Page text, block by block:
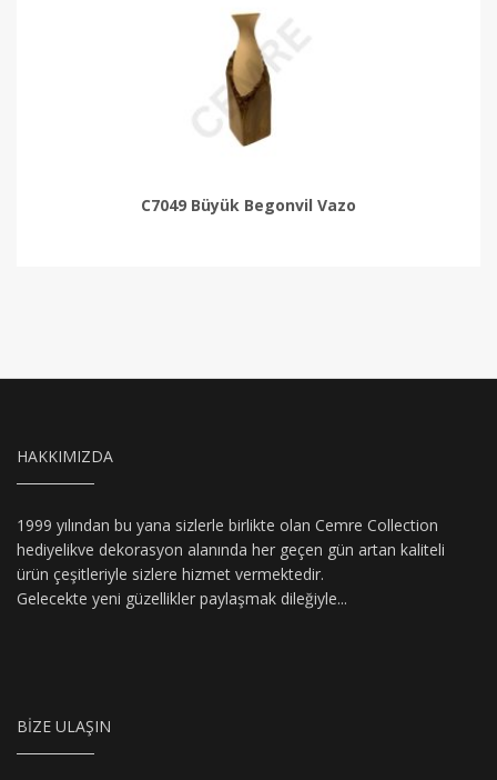
C7049 Büyük Begonvil Vazo
HAKKIMIZDA
1999 yılından bu yana sizlerle birlikte olan Cemre Collection
hediyelikve dekorasyon alanında her geçen gün artan kaliteli
ürün çeşitleriyle sizlere hizmet vermektedir.
Gelecekte yeni güzellikler paylaşmak dileğiyle...
BIZE ULAŞIN